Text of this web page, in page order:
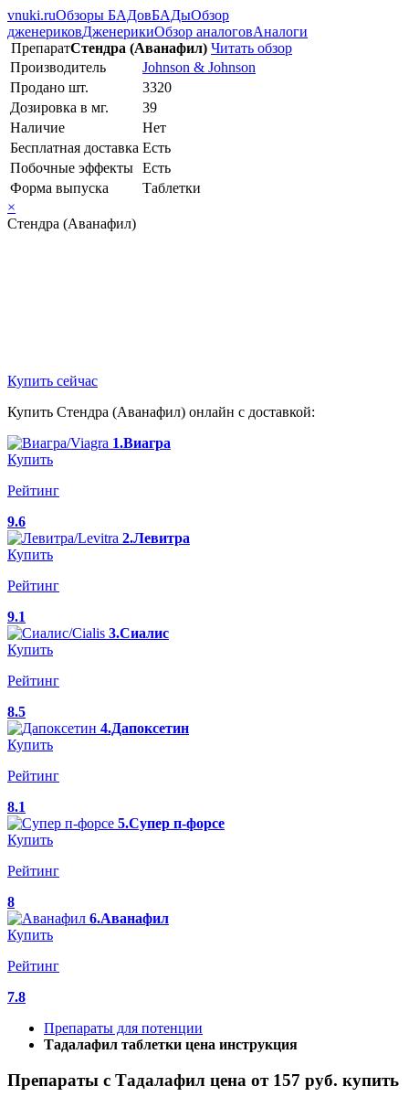
vnuki.ruОбзоры БАДовБАДыОбзор
дженериковДженерикиОбзор аналоговАналоги
ПрепаратСтендра (Аванафил) Читать обзор
Производитель
Johnson & Johnson
Продано шт.
3320
Дозировка в мг.
39
Наличие
Нет
Бесплатная доставка Есть
Побочные эффекты Есть
Форма выпуска
Таблетки
×
Стендра (Аванафил)
Купить сейчас
Купить Стендра (Аванафил) онлайн с доставкой:
1.Виагра
Купить
Рейтинг
9.6
2.Левитра
Купить
Рейтинг
9.1
3.Сиалис
Купить
Рейтинг
8.5
4.Дапоксетин
Купить
Рейтинг
8.1
5.Супер п-форсе
Купить
Рейтинг
8
6.Аванафил
Купить
Рейтинг
7.8
Препараты для потенции
Тадалафил таблетки цена инструкция
Препараты с Тадалафил цена от 157 руб. купить